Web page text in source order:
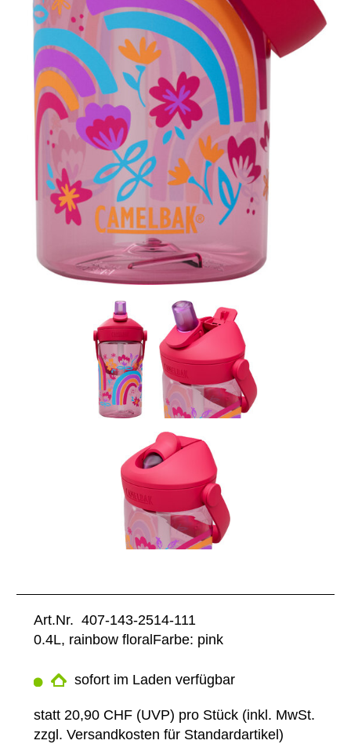
Art.Nr. 407-143-2514-111
0.4L, rainbow floralFarbe: pink
sofort im Laden verfügbar
statt 20,90 CHF (UVP) pro Stück (inkl. MwSt.
zzgl. Versandkosten für Standardartikel )